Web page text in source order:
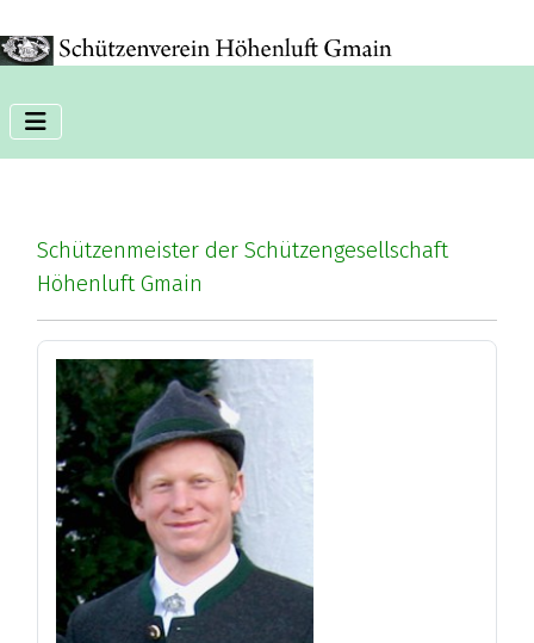
Schützenmeister der Schützengesellschaft
Höhenluft Gmain